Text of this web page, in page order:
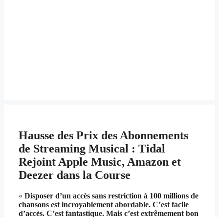
Hausse des Prix des Abonnements
de Streaming Musical : Tidal
Rejoint Apple Music, Amazon et
Deezer dans la Course
« Disposer d’un accès sans restriction à 100 millions de
chansons est incroyablement abordable. C’est facile
d’accès. C’est fantastique. Mais c’est extrêmement bon